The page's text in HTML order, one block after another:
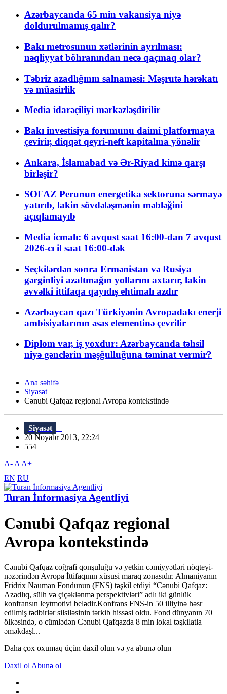
Azərbaycanda 65 min vakansiya niyə
doldurulmamış qalır?
Bakı metrosunun xətlərinin ayrılması:
nəqliyyat böhranından necə qaçmaq olar?
Təbriz azadlığının salnaməsi: Məşrutə hərəkatı
və müasirlik
Media idarəçiliyi mərkəzləşdirilir
Bakı investisiya forumunu daimi platformaya
çevirir, diqqət qeyri-neft kapitalına yönəlir
Ankara, İslamabad və Ər-Riyad kimə qarşı
birləşir?
SOFAZ Perunun energetika sektoruna sərmayə
yatırıb, lakin sövdələşmənin məbləğini
açıqlamayıb
Media icmalı: 6 avqust saat 16:00-dan 7 avqust
2026-cı il saat 16:00-dək
Seçkilərdən sonra Ermənistan və Rusiya
gərginliyi azaltmağın yollarını axtarır, lakin
əvvəlki ittifaqa qayıdış ehtimalı azdır
Azərbaycan qazı Türkiyənin Avropadakı enerji
ambisiyalarının əsas elementinə çevrilir
Diplom var, iş yoxdur: Azərbaycanda təhsil
niyə gənclərin məşğulluğuna təminat vermir?
Ana səhifə
Siyasət
Cənubi Qafqaz regional Avropa kontekstində
Siyasət
20 Noyabr 2013, 22:24
554
A- A A+
EN RU
Turan İnformasiya Agentliyi
Cənubi Qafqaz regional
Avropa kontekstində
Cənubi Qafqaz coğrafi qonşuluğu və yetkin cəmiyyətləri nöqteyi-
nəzərindən Avropa İttifaqının xüsusi maraq zonasıdır. Almaniyanın
Fridrix Nauman Fondunun (FNS) təşkil etdiyi “Cənubi Qafqaz:
Azadlıq, sülh və çiçəklənmə perspektivləri” adlı iki günlük
konfransın leytmotivi belədir.Konfrans FNS-in 50 illiyinə həsr
edilmiş tədbirlər silsiləsinin tərkib hissəsi oldu. Fond dünyanın 70
ölkəsində, o cümlədən Cənubi Qafqazda 8 min lokal təşkilatla
əməkdaşl...
Daha çox oxumaq üçün daxil olun və ya abunə olun
Daxil ol Abunə ol